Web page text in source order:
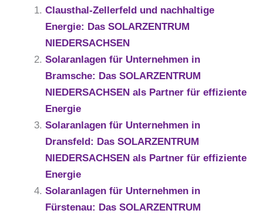
Clausthal-Zellerfeld und nachhaltige
Energie: Das SOLARZENTRUM
NIEDERSACHSEN
Solaranlagen für Unternehmen in
Bramsche: Das SOLARZENTRUM
NIEDERSACHSEN als Partner für effiziente
Energie
Solaranlagen für Unternehmen in
Dransfeld: Das SOLARZENTRUM
NIEDERSACHSEN als Partner für effiziente
Energie
Solaranlagen für Unternehmen in
Fürstenau: Das SOLARZENTRUM